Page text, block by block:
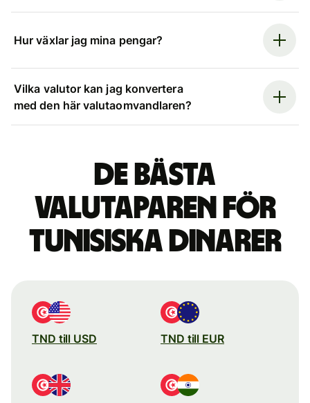
Hur växlar jag mina pengar?
Vilka valutor kan jag konvertera
med den här valutaomvandlaren?
De bästa
valutaparen för
tunisiska dinarer
TND till USD TND till EUR